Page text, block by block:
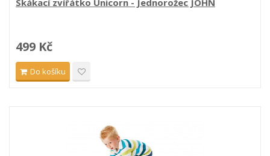
Skákací zvířátko Unicorn - Jednorožec JOHN
499 Kč
Do košíku